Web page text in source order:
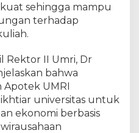
sehingga mampu
terhadap
Rektor II Umri, Dr
bahwa
Apotek UMRI
universitas untuk
ekonomi berbasis